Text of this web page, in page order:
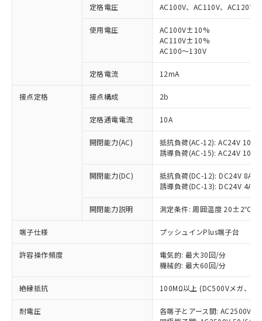
定格電圧 AC100V、AC110V、AC120V
使用電圧
AC100V±10%
AC110V±10%
AC100～130V
定格電流 12mA
接点定格 接点構成 2b
定格通電電流 10A
開閉能力(AC)
抵抗負荷(AC-12): AC24V 10A/
誘導負荷(AC-15): AC24V
開閉能力(DC)
抵抗負荷(DC-12): DC24V 8A/
誘導負荷(DC-13): DC24V 4A/
開閉能力説明 測定条件: 周囲温度 20±2℃、
端子仕様 プッシュインPlus端子台
許容操作頻度
電気的: 最大30回/分
機械的: 最大60回/分
絶縁抵抗 100MΩ以上 (DC500Vメガ、点
耐電圧
各端子とアース間: AC2500V
ご利用条件
以下の条件をお読みいただき、同意のうえ
本サービスは、当社制御機器事業取扱
商品の当社在庫状況および標準価格
(税抜)を提供させていただくもので
当社制御機器事業取扱商品の中には、
本サービスの対象外となる商品もある
ことをご了承ください。
在庫状況および標準価格照会結果は、
記載している更新日時点での社内デー
タに基づき作成されるものであり、閲
準価格とは異なる場合があることをご
対応済み：EU RoHS指令（10物質）の
非含有に対応した製品が提供可能な商品で
対応予定：EU RoHS指令（10物質）の非含
有に対応した製品に切り替える予定のある
対応予定なし：EU RoHS指令（10物質）の
非含有に非対応の商品で、対応品を出す予
調査・確認中：EU RoHS指令（10物質）の
非含有の対応状況を調査中または確認中の
非該当品：ライセンス料など無形物で、有
害物質有無と関係のない商品です。
仕入先様の事情により、非含有部品として
いたものが、含有品と判明した場合などや
むを得ず変更することがあります。
*EU RoHS指令（10物質）：
鉛(Pb) 1000ppm以下、 水銀(Hg) 1000ppm以下、 カド
六価クロム(Cr(Ⅵ)) 1000ppm以下、ポリ臭化ビフェニル
「○」：最大均質材料含有率が中国RoHSの
基準値以下であることを示します。
「×」：最大均質材料含有率が中国RoHSの
基準値を超えていることを示します。
「－」：未確認です。当社販売部門へお問
当社は、これら貴社製品のうち、外国
為替および外国貿易法に定める商品
（以下｢規制貨物等」という）を輸出
または国外への提供する場合は、日本
国政府の輸出許可(または役務取引許
可)を取得するなどの必要な手続きを